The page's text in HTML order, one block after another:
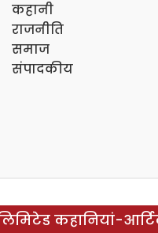
कहानी
राजनीति
समाज
संपादकीय
कहानियां-